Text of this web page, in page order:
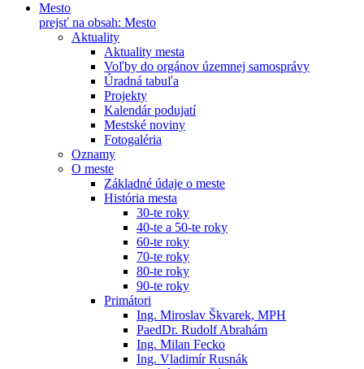
Mesto
prejsť na obsah: Mesto
Aktuality
Aktuality mesta
Voľby do orgánov územnej samosprávy
Úradná tabuľa
Projekty
Kalendár podujatí
Mestské noviny
Fotogaléria
Oznamy
O meste
Základné údaje o meste
História mesta
30-te roky
40-te a 50-te roky
60-te roky
70-te roky
80-te roky
90-te roky
Primátori
Ing. Miroslav Škvarek, MPH
PaedDr. Rudolf Abrahám
Ing. Milan Fecko
Ing. Vladimír Rusnák